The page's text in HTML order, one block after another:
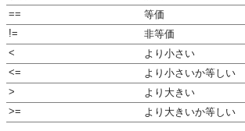
==
等価
!=
非等価
<
より小さい
<=
より小さいか等しい
>
より大きい
>=
より大きいか等しい